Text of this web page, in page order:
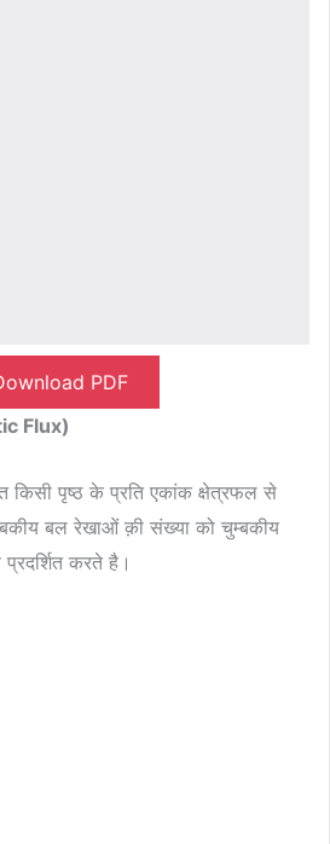
PDF
Flux)
किसी पृष्ठ के प्रति एकांक क्षेत्रफल से
बल रेखाओं क़ी संख्या को चुम्बकीय
करते है।